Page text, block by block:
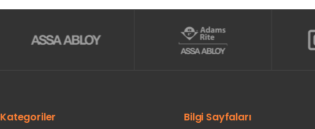
Kategoriler Bilgi Sayfaları